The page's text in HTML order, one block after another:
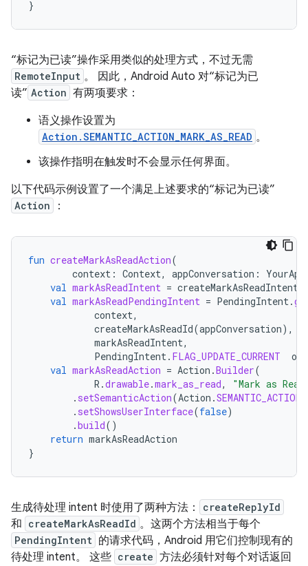
}
“标记为已读”操作采用类似的处理方式，不过无需
RemoteInput 。 因此，Android Auto 对“标记为已
读” Action 有两项要求：
语义操作设置为
Action.SEMANTIC_ACTION_MARK_AS_READ 。
该操作指明在触发时不会显示任何界面。
以下代码示例设置了一个满足上述要求的“标记为已读”
Action ：
fun createMarkAsReadAction(
context : Context, appConversation :
val markAsReadIntent = createMarkAsReadIntent
val markAsReadPendingIntent = PendingIntent.
context,
createMarkAsReadId(appConversation),
markAsReadIntent,
PendingIntent. FLAG_UPDATE_CURRENT
or
val markAsReadAction = Action .Builder(
R .drawable.mark_as_read,
"Mark as
. setSemanticAction(Action .
. setShowsUserInterface(false)
.build()
return markAsReadAction
}
生成待处理 intent 时使用了两种方法： createReplyId
和 createMarkAsReadId 。这两个方法相当于每个
PendingIntent 的请求代码，Android 用它们控制现有的
待处理 intent。 这些 create 方法必须针对每个对话返回